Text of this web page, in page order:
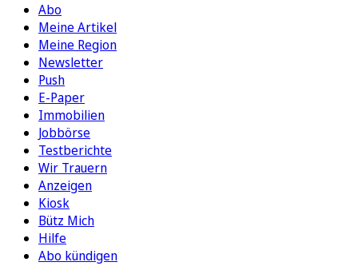
Abo
Meine Artikel
Meine Region
Newsletter
Push
E-Paper
Immobilien
Jobbörse
Testberichte
Wir Trauern
Anzeigen
Kiosk
Bütz Mich
Hilfe
Abo kündigen